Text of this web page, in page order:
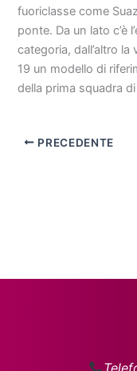
fuoriclasse come
ponte. Da un lato c’è
categoria, dall’altro
19 un modello di
della prima squadra di
PRECEDENTE